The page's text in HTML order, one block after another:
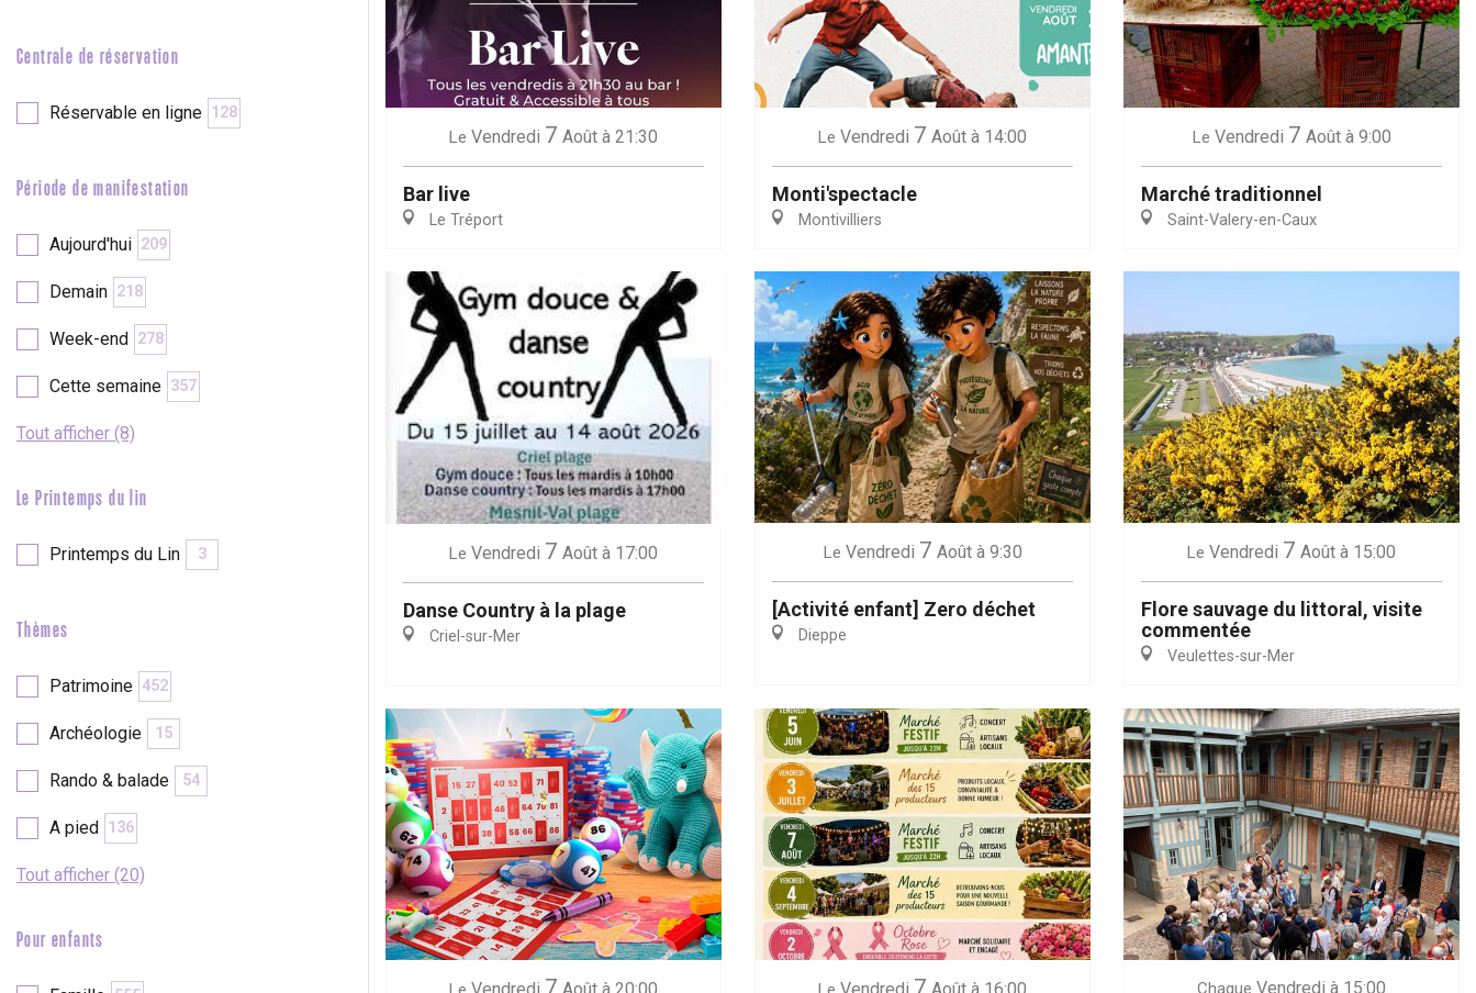
Seine
Duclair
Forges-les-Eaux
Neufchâtel-en-Bray
Paris 1h30
Centrale de réservation
Réservable en ligne 128
Période de manifestation
Aujourd'hui 209
Demain 218
Week-end 278
Cette semaine 357
Tout afficher (8)
Le Printemps du lin
Printemps du Lin 3
Thèmes
Patrimoine 452
Archéologie 15
Rando & balade 54
A pied 136
Tout afficher (20)
Pour enfants
Le Vendredi 7 Août à 21:30
Bar live
Le Tréport
Le Vendredi 7 Août à 14:00
Monti'spectacle
Montivilliers
Le Vendredi 7 Août à 9:00
Marché traditionnel
Saint-Valery-en-Caux
Le Vendredi 7 Août à 17:00
Danse Country à la plage
Criel-sur-Mer
Le Vendredi 7 Août à 9:30
[Activité enfant] Zero déchet
Dieppe
Le Vendredi 7 Août à 15:00
Flore sauvage du littoral, visite
commentée
Veulettes-sur-Mer
Chaque Vendredi à 15:00